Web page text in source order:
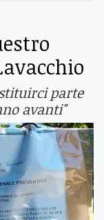
parte
avanti"